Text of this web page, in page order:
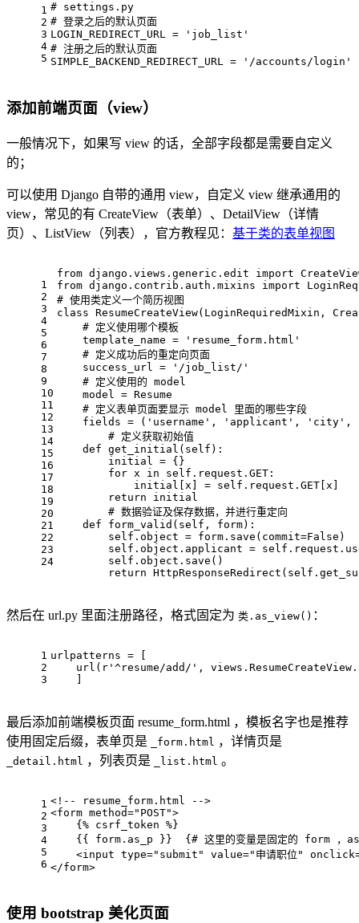
1
2
3
4
5
# settings.py
# 登录之后的默认页面
LOGIN_REDIRECT_URL = 'job_list'
# 注册之后的默认页面
SIMPLE_BACKEND_REDIRECT_URL = '/accounts/login'
添加前端页面（view）
一般情况下，如果写 view 的话，全部字段都是需要自定义
的；
可以使用 Django 自带的通用 view，自定义 view 继承通用的
view，常见的有 CreateView（表单）、DetailView（详情
页）、ListView（列表），官方教程见： 基于类的表单视图
1
2
3
4
5
6
7
8
9
10
11
12
13
14
15
16
17
18
19
20
21
22
23
24
from django.views.generic.edit import
from django.contrib.auth.mixins import
# 使用类定义一个简历视图
class ResumeCreateView(LoginRequiredMixin,
# 定义使用哪个模板
    template_name =
'resume_form.html'
# 定义成功后的重定向页面
    success_url =
'/job_list/'
# 定义使用的 model
    model = Resume
# 定义表单页面要显示 model 里面的哪些字段
    fields = (
'username' , 'applicant' , 'city' ,
# 定义获取初始值
def get_initial ( self ):
        initial = {}
for x in self.request.GET:
            initial[x] = self.request.GET[x]
return initial
# 数据验证及保存数据，并进行重定向
def
form_valid ( self, form):
        self.
object = form.save(commit=False )
        self.
object .applicant =
        self.
object .save()
return
然后在 url.py 里面注册路径，格式固定为 类.as_view() ：
1
2
3
urlpatterns = [
url(r'^resume/add/',
    ]
最后添加前端模板页面 resume_form.html ，模板名字也是推荐
使用固定后缀，表单页是
_form.html ，详情页是
_detail.html ，列表页是 _list.html 。
1
2
3
4
5
6
<!-- resume_form.html -->
<form method="POST">
    {% csrf_token %}
{{ form.as_p }}  {# 这里的变量是固定的 form ，
<input type="submit" value="申请职位"
</form>
使用 bootstrap 美化页面